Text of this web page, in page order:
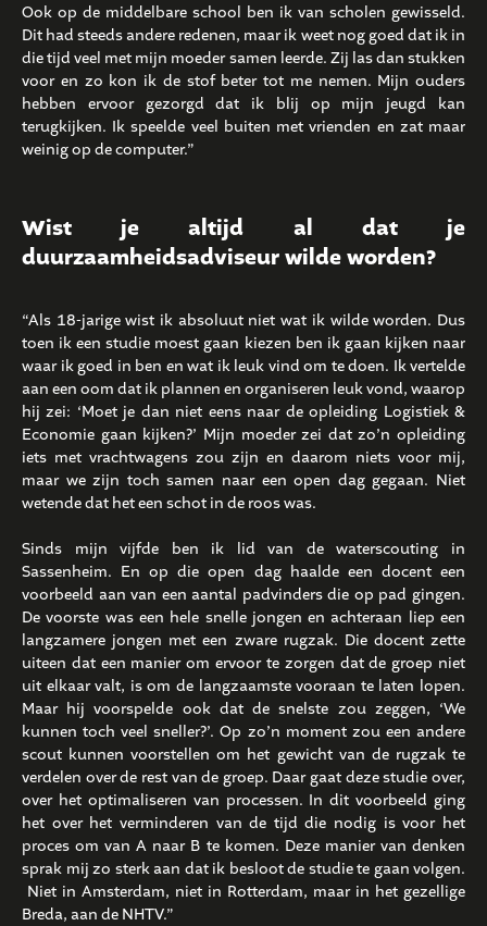
Ook op de middelbare school ben ik van scholen gewisseld.
Dit had steeds andere redenen, maar ik weet nog goed dat ik in
die tijd veel met mijn moeder samen leerde. Zij las dan stukken
voor en zo kon ik de stof beter tot me nemen. Mijn ouders
hebben ervoor gezorgd dat ik blij op mijn jeugd kan
terugkijken. Ik speelde veel buiten met vrienden en zat maar
weinig op de computer.”
Wist je altijd al dat je
duurzaamheidsadviseur wilde worden?
“Als 18-jarige wist ik absoluut niet wat ik wilde worden. Dus
toen ik een studie moest gaan kiezen ben ik gaan kijken naar
waar ik goed in ben en wat ik leuk vind om te doen. Ik vertelde
aan een oom dat ik plannen en organiseren leuk vond, waarop
hij zei: ‘Moet je dan niet eens naar de opleiding Logistiek &
Economie gaan kijken?’ Mijn moeder zei dat zo’n opleiding
iets met vrachtwagens zou zijn en daarom niets voor mij,
maar we zijn toch samen naar een open dag gegaan. Niet
wetende dat het een schot in de roos was.
Sinds mijn vijfde ben ik lid van de waterscouting in
Sassenheim. En op die open dag haalde een docent een
voorbeeld aan van een aantal padvinders die op pad gingen.
De voorste was een hele snelle jongen en achteraan liep een
langzamere jongen met een zware rugzak. Die docent zette
uiteen dat een manier om ervoor te zorgen dat de groep niet
uit elkaar valt, is om de langzaamste vooraan te laten lopen.
Maar hij voorspelde ook dat de snelste zou zeggen, ‘We
kunnen toch veel sneller?’. Op zo’n moment zou een andere
scout kunnen voorstellen om het gewicht van de rugzak te
verdelen over de rest van de groep. Daar gaat deze studie over,
over het optimaliseren van processen. In dit voorbeeld ging
het over het verminderen van de tijd die nodig is voor het
proces om van A naar B te komen. Deze manier van denken
sprak mij zo sterk aan dat ik besloot de studie te gaan volgen.
Niet in Amsterdam, niet in Rotterdam, maar in het gezellige
Breda, aan de NHTV.”